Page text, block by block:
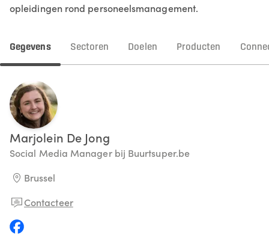
opleidingen rond personeelsmanagement.
Gegevens Sectoren Doelen Producten
Marjolein De Jong
Social Media Manager bij Buurtsuper.be
Brussel
Contacteer